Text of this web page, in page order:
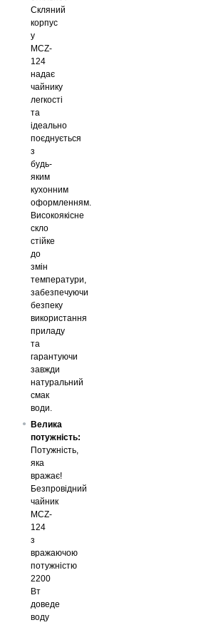
Скляний
корпус
у
MCZ-
124
надає
чайнику
легкості
та
ідеально
поєднується
з
будь-
яким
кухонним
оформленням.
Високоякісне
скло
стійке
до
змін
температури,
забезпечуючи
безпеку
використання
приладу
та
гарантуючи
завжди
натуральний
смак
води.
Велика
потужність:
Потужність,
яка
вражає!
Безпровідний
чайник
MCZ-
124
з
вражаючою
потужністю
2200
Вт
доведе
воду